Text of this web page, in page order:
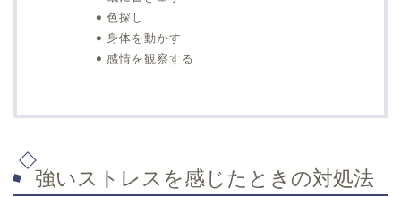
色探し
身体を動かす
感情を観察する
強いストレスを感じたときの対処法